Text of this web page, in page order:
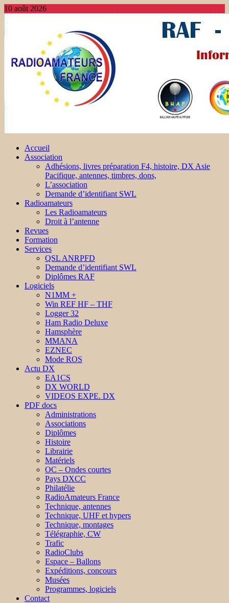
10 août 2026
Accueil
Association
Adhésions, livres préparation F4, histoire, DX Asie
Pacifique, antennes, timbres, dons,
L’association
Demande d’identifiant SWL
Radioamateurs
Les Radioamateurs
Droit à l’antenne
Revues
Formation
Services
QSL ANRPFD
Demande d’identifiant SWL
Diplômes RAF
Logiciels
N1MM +
Win REF HF – THF
Logger 32
Ham Radio Deluxe
Hamsphère
MMANA
EZNEC
Mode ROS
Actu DX
EA1CS
DX WORLD
VIDEOS EXPE. DX
PDF docs
Administrations
Associations
Diplômes
Histoire
Librairie
Matériels
OC – Ondes courtes
Pays DXCC
Philatélie
RadioAmateurs France
Technique, antennes
Technique, UHF et hypers
Technique, montages
Télégraphie, CW
Trafic
RadioClubs
Espace – Ballons
Expéditions, concours
Musées
Programmes, logiciels
Contact